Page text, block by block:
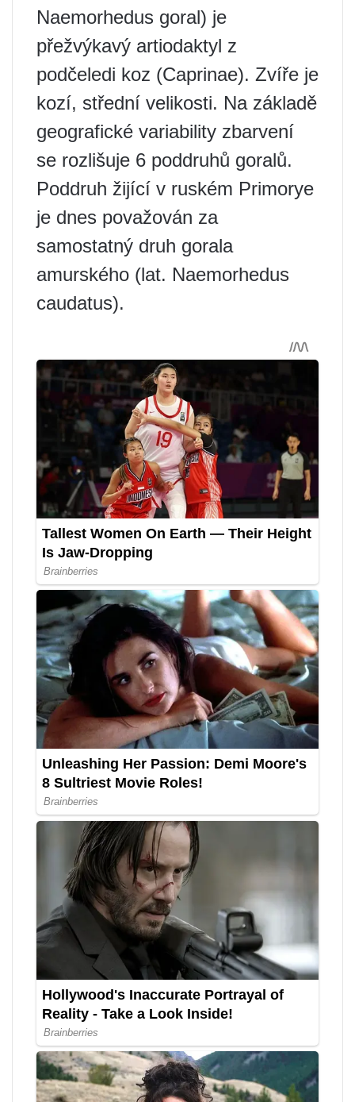
Naemorhedus goral) je
přežvýkavý artiodaktyl z
podčeledi koz (Caprinae). Zvíře je
kozí, střední velikosti. Na základě
geografické variability zbarvení
se rozlišuje 6 poddruhů goralů.
Poddruh žijící v ruském Primorye
je dnes považován za
samostatný druh gorala
amurského (lat. Naemorhedus
caudatus).